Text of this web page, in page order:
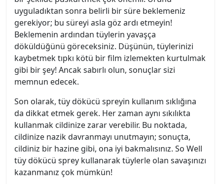
uyguladıktan sonra belirli bir süre beklemeniz
gerekiyor; bu süreyi asla göz ardı etmeyin!
Beklemenin ardından tüylerin yavaşça
döküldüğünü göreceksiniz. Düşünün, tüylerinizi
kaybetmek tıpkı kötü bir film izlemekten kurtulmak
gibi bir şey! Ancak sabırlı olun, sonuçlar sizi
memnun edecek.
Son olarak, tüy dökücü spreyin kullanım sıklığına
da dikkat etmek gerek. Her zaman aynı sıkılıkta
kullanmak cildinize zarar verebilir. Bu noktada,
cildinize nazik davranmayı unutmayın; sonuçta,
cildiniz bir hazine gibi, ona iyi bakmalısınız. So Well
tüy dökücü sprey kullanarak tüylerle olan savaşınızı
kazanmanız çok mümkün!